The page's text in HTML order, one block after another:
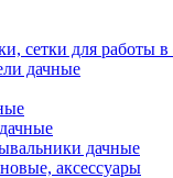
сетки для работы в
дачные
дачные
аксессуары